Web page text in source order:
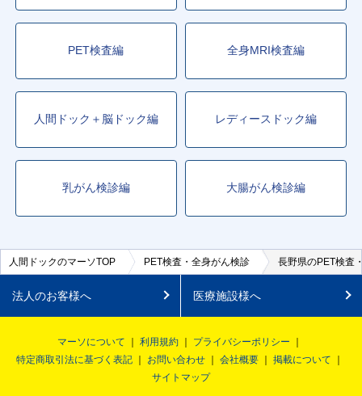
PET検査編 全身MRI検査編
人間ドック＋脳ドック編 レディースドック編
乳がん検診編 大腸がん検診編
人間ドックのマーソTOP PET検査・全身がん検診 長野県のPET検査
法人のお客様へ 医療施設様へ
マーソについて 利用規約
プライバシーポリシー
特定商取引法に基づく表記
お問い合わせ 会社概要
掲載について
サイトマップ